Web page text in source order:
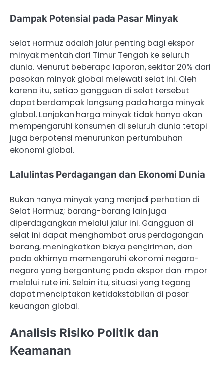
Dampak Potensial pada Pasar Minyak
Selat Hormuz adalah jalur penting bagi ekspor
minyak mentah dari Timur Tengah ke seluruh
dunia. Menurut beberapa laporan, sekitar 20% dari
pasokan minyak global melewati selat ini. Oleh
karena itu, setiap gangguan di selat tersebut
dapat berdampak langsung pada harga minyak
global. Lonjakan harga minyak tidak hanya akan
mempengaruhi konsumen di seluruh dunia tetapi
juga berpotensi menurunkan pertumbuhan
ekonomi global.
Lalulintas Perdagangan dan Ekonomi Dunia
Bukan hanya minyak yang menjadi perhatian di
Selat Hormuz; barang-barang lain juga
diperdagangkan melalui jalur ini. Gangguan di
selat ini dapat menghambat arus perdagangan
barang, meningkatkan biaya pengiriman, dan
pada akhirnya memengaruhi ekonomi negara-
negara yang bergantung pada ekspor dan impor
melalui rute ini. Selain itu, situasi yang tegang
dapat menciptakan ketidakstabilan di pasar
keuangan global.
Analisis Risiko Politik dan
Keamanan